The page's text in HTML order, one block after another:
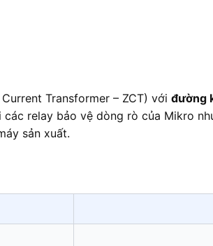
Transformer – ZCT) với đường
relay bảo vệ dòng rò của Mikro
sản xuất.